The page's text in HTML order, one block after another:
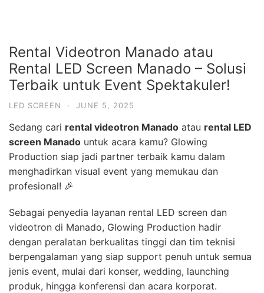
Rental Videotron Manado atau
Rental LED Screen Manado – Solusi
Terbaik untuk Event Spektakuler!
LED SCREEN · JUNE 5, 2025
Sedang cari rental videotron Manado atau rental LED
screen Manado untuk acara kamu? Glowing
Production siap jadi partner terbaik kamu dalam
menghadirkan visual event yang memukau dan
profesional! 🎉
Sebagai penyedia layanan rental LED screen dan
videotron di Manado, Glowing Production hadir
dengan peralatan berkualitas tinggi dan tim teknisi
berpengalaman yang siap support penuh untuk semua
jenis event, mulai dari konser, wedding, launching
produk, hingga konferensi dan acara korporat.